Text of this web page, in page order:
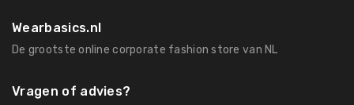
Wearbasics.nl
De grootste online corporate fashion store van NL
Vragen of advies?